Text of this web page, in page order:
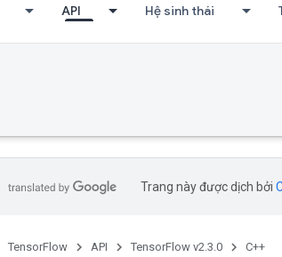
API Hệ sinh thái
Trang này được dịch bởi
TensorFlow API TensorFlow v2.3.0 C++